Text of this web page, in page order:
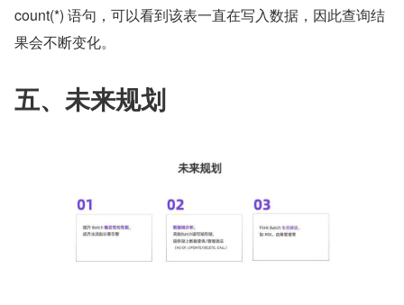
count(*) 语句，可以看到该表一直在写入数据，因此查询结
果会不断变化。
五、未来规划